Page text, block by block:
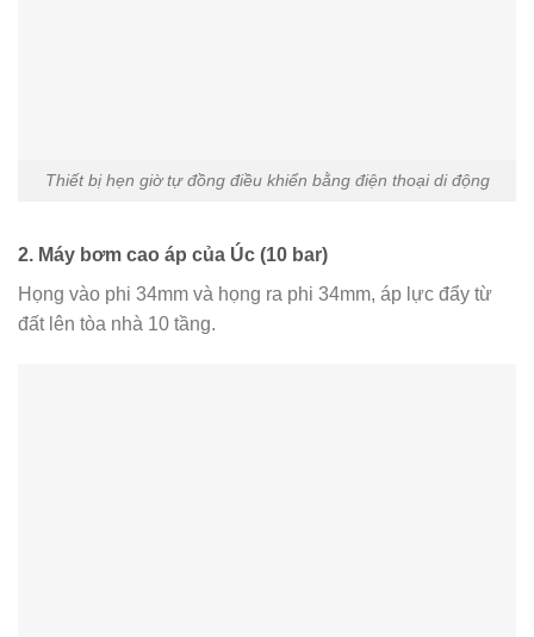
Thiết bị hẹn giờ tự đồng điều khiển bằng điện thoại di động
2. Máy bơm cao áp của Úc (10 bar)
Họng vào phi 34mm và họng ra phi 34mm, áp lực đẩy từ
đất lên tòa nhà 10 tầng.